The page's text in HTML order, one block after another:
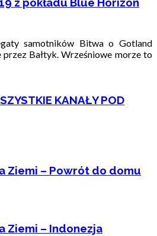
z pokładu Blue Horizon
samotników Bitwa o Gotland
przez Bałtyk. Wrześniowe morze to
KANAŁY POD
Ziemi – Powrót do domu
Ziemi – Indonezja